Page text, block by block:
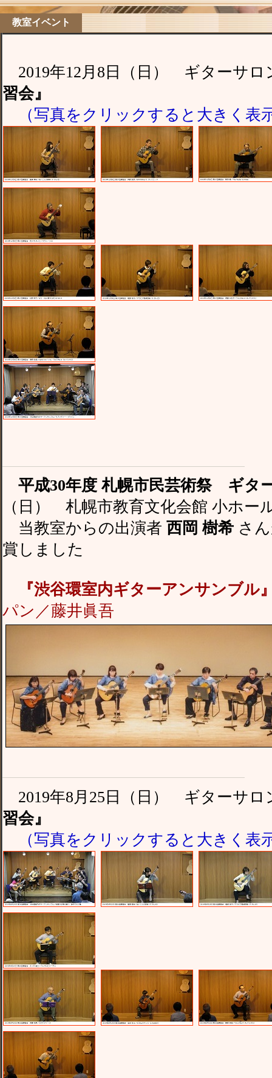
教室イベント
2019年12月8日（日） ギターサ
習会』
（写真をクリックすると大きく表
平成30年度 札幌市民芸術祭 ギタ
（日） 札幌市教育文化会館 小ホー
当教室からの出演者 西岡 樹希 さ
賞しました
『渋谷環室内ギターアンサンブル
パン／藤井眞吾
2019年8月25日（日） ギターサ
習会』
（写真をクリックすると大きく表